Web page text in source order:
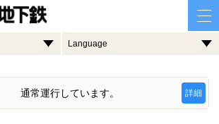
Language
通常運行しています。 詳細